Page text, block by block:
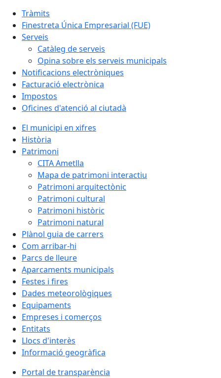
Tràmits
Finestreta Única Empresarial (FUE)
Serveis
Catàleg de serveis
Opina sobre els serveis municipals
Notificacions electròniques
Facturació electrònica
Impostos
Oficines d'atenció al ciutadà
El municipi en xifres
Història
Patrimoni
CITA Ametlla
Mapa de patrimoni interactiu
Patrimoni arquitectònic
Patrimoni cultural
Patrimoni històric
Patrimoni natural
Plànol guia de carrers
Com arribar-hi
Parcs de lleure
Aparcaments municipals
Festes i fires
Dades meteorològiques
Equipaments
Empreses i comerços
Entitats
Llocs d'interès
Informació geogràfica
Portal de transparència